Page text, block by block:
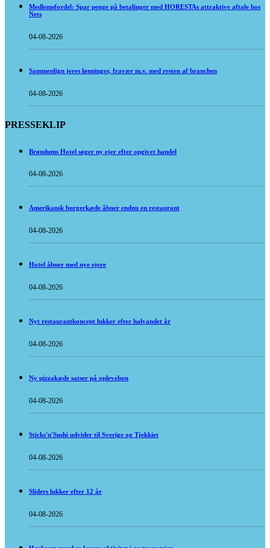
Medlemsfordel: Spar penge på betalinger med HORESTAs attraktive aftale hos
Nets
04-08-2026
Sammenlign jeres lønninger, fravær m.v. med resten af branchen
04-08-2026
PRESSEKLIP
Brøndums Hotel søger ny ejer efter opgivet handel
04-08-2026
Amerikansk burgerkæde åbner endnu en restaurant
04-08-2026
Hotel åbner med nye ejere
04-08-2026
Nyt restaurantkoncept lukker efter halvandet år
04-08-2026
Ny pizzakæde satser på oplevelsen
04-08-2026
Sticks'n'Sushi udvider til Sverige og Tjekkiet
04-08-2026
Sliders lukker efter 12 år
04-08-2026